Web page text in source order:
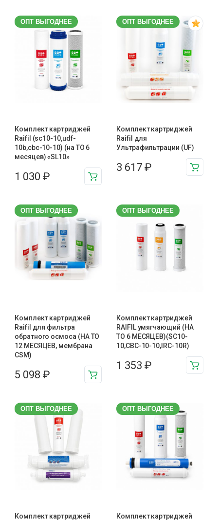
ОПТ ВЫГОДНЕЕ
Комплект картриджей
Raifil (sc10-10,udf-
10b,cbc-10-10) (на ТО 6
месяцев) «SL10»
1 030 ₽
ОПТ ВЫГОДНЕЕ
Комплект картриджей
Raifil для
Ультрафильтрации (UF)
3 617 ₽
ОПТ ВЫГОДНЕЕ
Комплект картриджей
Raifil для фильтра
обратного осмоса (НА ТО
12 МЕСЯЦЕВ, мембрана
CSM)
5 098 ₽
ОПТ ВЫГОДНЕЕ
Комплект картриджей
RAIFIL умягчающий (НА
ТО 6 МЕСЯЦЕВ)(SC10-
10,CBC-10-10,IRC-10R)
1 353 ₽
ОПТ ВЫГОДНЕЕ
Комплект картриджей
ОПТ ВЫГОДНЕЕ
Комплект картриджей